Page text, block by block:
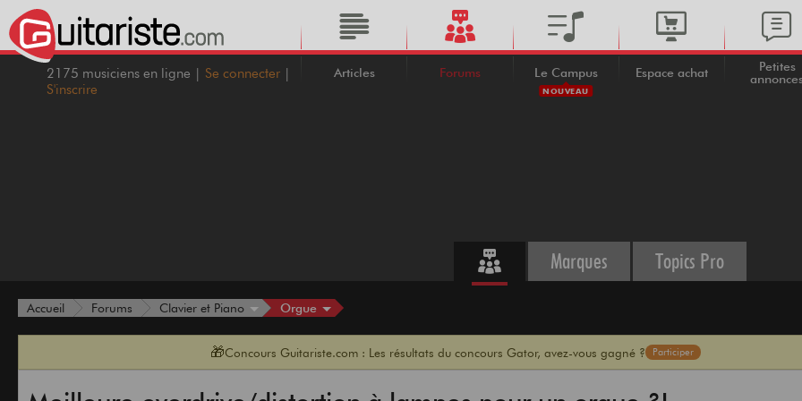
2175 musiciens en ligne | Se connecter |
S'inscrire
Articles Forums Le Campus
NOUVEAU
Espace achat
Petites
Marques Topics Pro
Accueil Forums Clavier et Piano Orgue
🎁Concours Guitariste.com : Les résultats du concours Gator, avez-vous gagné ? Participer